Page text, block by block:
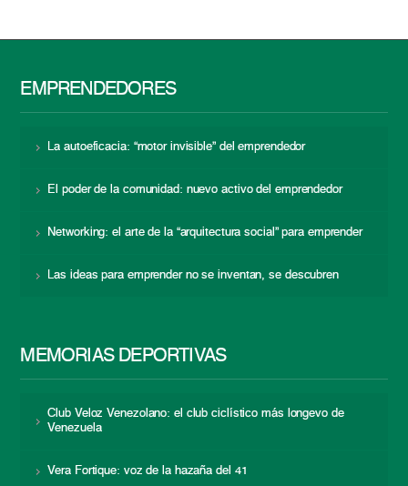
EMPRENDEDORES
La autoeficacia: “motor invisible” del emprendedor
El poder de la comunidad: nuevo activo del emprendedor
Networking: el arte de la “arquitectura social” para emprender
Las ideas para emprender no se inventan, se descubren
MEMORIAS DEPORTIVAS
Club Veloz Venezolano: el club ciclístico más longevo de
Venezuela
Vera Fortique: voz de la hazaña del 41